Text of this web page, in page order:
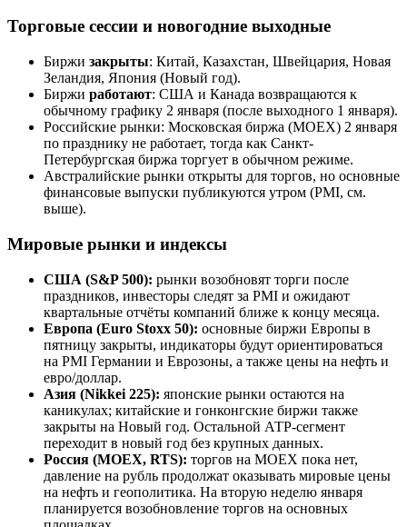
Торговые сессии и новогодние выходные
Биржи закрыты: Китай, Казахстан, Швейцария, Новая
Зеландия, Япония (Новый год).
Биржи работают: США и Канада возвращаются к
обычному графику 2 января (после выходного 1 января).
Российские рынки: Московская биржа (MOEX) 2 января
по празднику не работает, тогда как Санкт-
Петербургская биржа торгует в обычном режиме.
Австралийские рынки открыты для торгов, но основные
финансовые выпуски публикуются утром (PMI, см.
выше).
Мировые рынки и индексы
США (S&P 500): рынки возобновят торги после
праздников, инвесторы следят за PMI и ожидают
квартальные отчёты компаний ближе к концу месяца.
Европа (Euro Stoxx 50): основные биржи Европы в
пятницу закрыты, индикаторы будут ориентироваться
на PMI Германии и Еврозоны, а также цены на нефть и
евро/доллар.
Азия (Nikkei 225): японские рынки остаются на
каникулах; китайские и гонконгские биржи также
закрыты на Новый год. Остальной АТР-сегмент
переходит в новый год без крупных данных.
Россия (MOEX, RTS): торгов на MOEX пока нет,
давление на рубль продолжат оказывать мировые цены
на нефть и геополитика. На вторую неделю января
планируется возобновление торгов на основных